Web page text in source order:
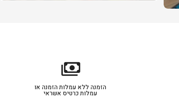
payments
הזמנה ללא עמלות הזמנה או
עמלות כרטיס אשראי